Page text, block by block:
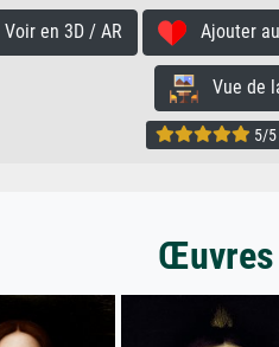
Voir en 3D / AR Ajouter
Vue de
5/5
Œuvres